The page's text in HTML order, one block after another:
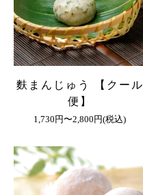
麩まんじゅう 【クール
便】
1,730円〜2,800円(税込)